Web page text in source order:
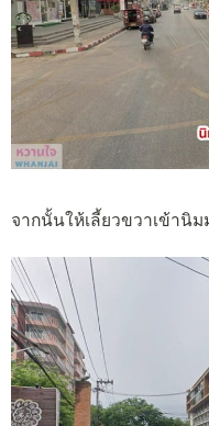
จากนั้นให้เลี้ยวขวาเข้านิ